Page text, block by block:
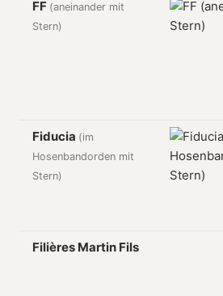
FF (aneinander mit
Stern)
Fiducia (im
Hosenbandorden mit
Stern)
Filières Martin Fils